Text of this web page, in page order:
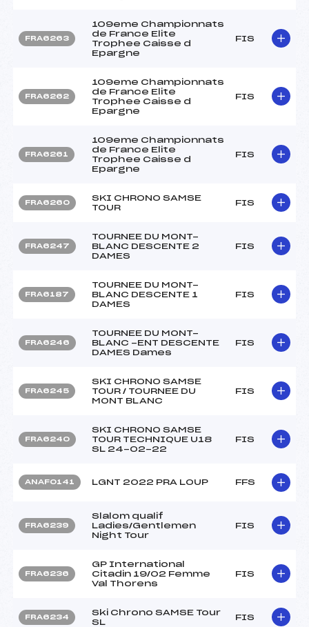
FRA6263
109eme Championnats
de France Elite
Trophee Caisse d
Epargne
FIS
FRA6262
109eme Championnats
de France Elite
Trophee Caisse d
Epargne
FIS
FRA6261
109eme Championnats
de France Elite
Trophee Caisse d
Epargne
FIS
FRA6260
SKI CHRONO SAMSE
TOUR
FIS
FRA6247
TOURNEE DU MONT-
BLANC DESCENTE 2
DAMES
FIS
FRA6187
TOURNEE DU MONT-
BLANC DESCENTE 1
DAMES
FIS
FRA6246
TOURNEE DU MONT-
BLANC -ENT DESCENTE
DAMES Dames
FIS
FRA6245
SKI CHRONO SAMSE
TOUR / TOURNEE DU
MONT BLANC
FIS
FRA6240
SKI CHRONO SAMSE
TOUR TECHNIQUE U18
SL 24-02-22
FIS
ANAF0141 LGNT 2022 PRA LOUP FFS
FRA6239
Slalom qualif
Ladies/Gentlemen
Night Tour
FIS
FRA6236
GP International
Citadin 19/02 Femme
Val Thorens
FIS
FRA6234
Ski Chrono SAMSE Tour
SL
FIS